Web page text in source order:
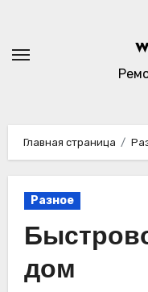
содержимому
Главная страница
Разное
дом